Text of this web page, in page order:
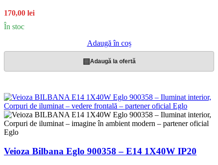
170,00 lei
În stoc
Adaugă în coș
▤Adaugă la ofertă
Veioza Bilbana Eglo 900358 – E14 1X40W IP20